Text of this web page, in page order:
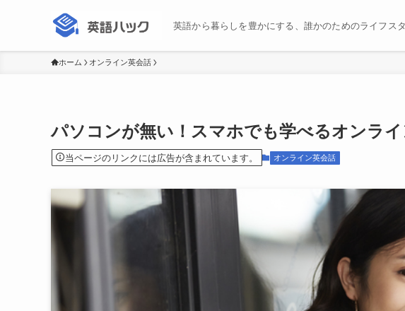
英語から暮らしを豊かにする、誰かのためのライフス
ホーム オンライン英会話
パソコンが無い！スマホでも学べるオンラ
当ページのリンクには広告が含まれています。 オンライン英会話